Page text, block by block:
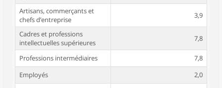
Artisans, commerçants et
chefs d’entreprise
3,9
Cadres et professions
intellectuelles supérieures
7,8
Professions intermédiaires
7,8
Employés
2,0